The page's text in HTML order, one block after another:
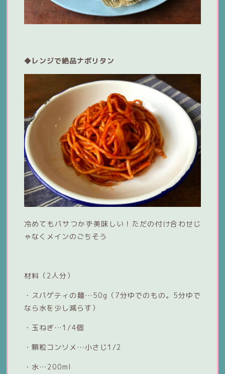
◆レンジで絶品ナポリタン
冷めてもパサつかず美味しい！ただの付け合わせじ
ゃなくメインのごちそう
材料（2人分）
・スパゲティの麺…50g（7分ゆでのもの。5分ゆで
なら水を少し減らす）
・玉ねぎ…1/4個
・顆粒コンソメ…小さじ1/2
・水…200ml